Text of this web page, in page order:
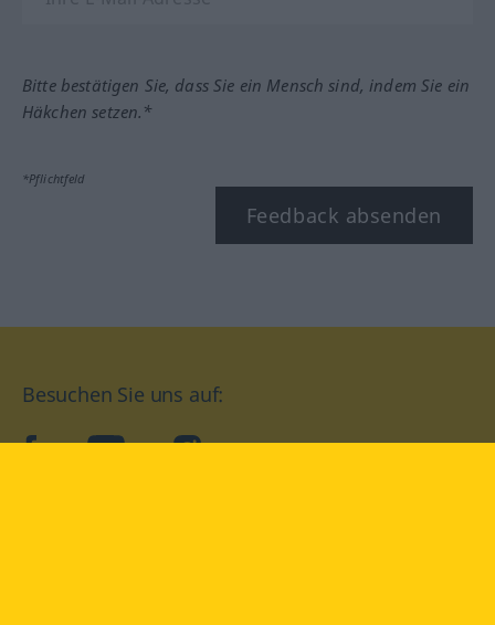
Bitte bestätigen Sie, dass Sie ein Mensch sind, indem Sie ein
Häkchen setzen.*
*Pflichtfeld
Feedback absenden
Besuchen Sie uns auf:
facebookYouTube Instagram